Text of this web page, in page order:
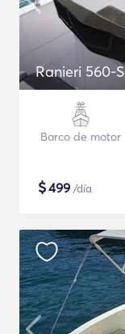
Ranieri 560-S
Barco de motor
$499 /día